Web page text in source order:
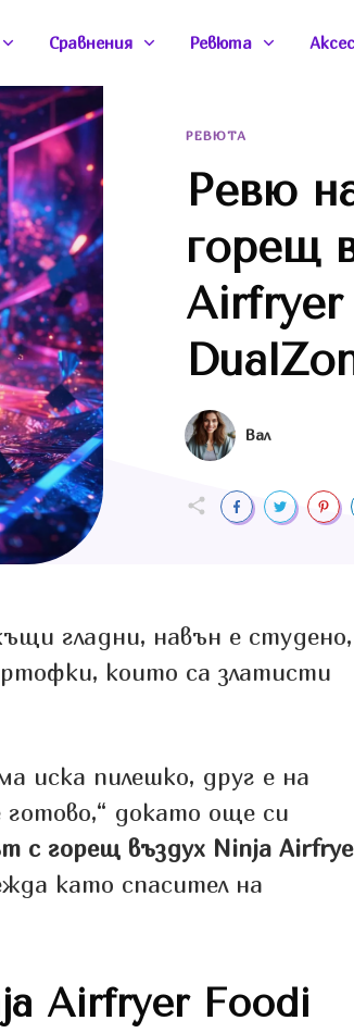
Сравнения Ревюта
РЕВЮТА
Ревю
горещ
Вал
гладни, навън е студено,
които са златисти
иска пилешко, друг е на
докато още си
с горещ въздух Ninja
като спасител на
Airfryer Foodi